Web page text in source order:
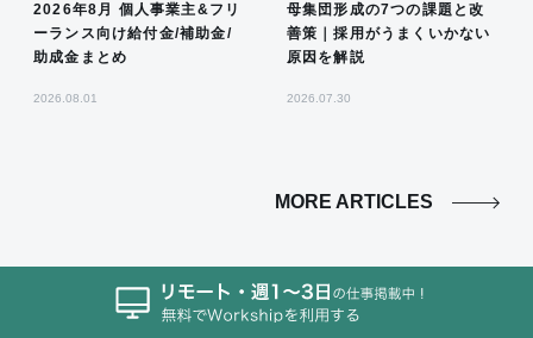
2026年8月 個人事業主&フリ
ーランス向け給付金/補助金/
助成金まとめ
2026.08.01
母集団形成の7つの課題と改
善策｜採用がうまくいかない
原因を解説
2026.07.30
MORE ARTICLES